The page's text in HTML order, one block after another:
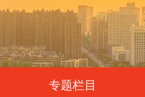
专题栏目